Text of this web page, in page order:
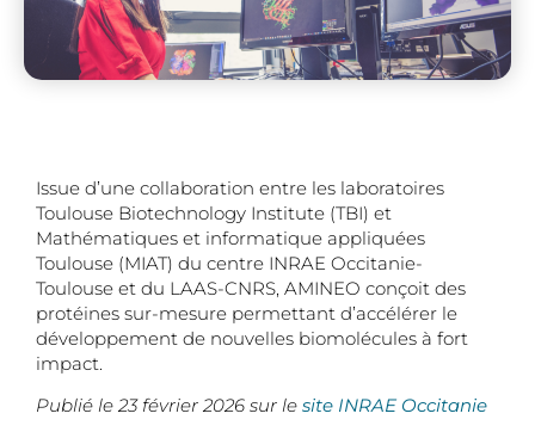
Issue d’une collaboration entre les laboratoires
Toulouse Biotechnology Institute (TBI) et
Mathématiques et informatique appliquées
Toulouse (MIAT) du centre INRAE Occitanie-
Toulouse et du LAAS-CNRS, AMINEO conçoit des
protéines sur-mesure permettant d’accélérer le
développement de nouvelles biomolécules à fort
impact.
Publié le 23 février 2026 sur le site INRAE Occitanie